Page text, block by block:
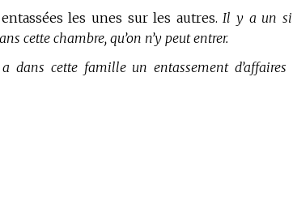
les unes sur les autres. Il y a un si
cette chambre, qu’on n’y peut entrer.
dans cette famille un entassement d’affaires